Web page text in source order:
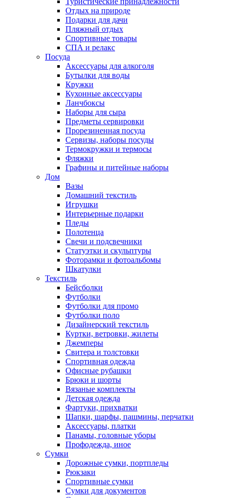
Отдых на природе
Подарки для дачи
Пляжный отдых
Спортивные товары
СПА и релакс
Посуда
Аксессуары для алкоголя
Бутылки для воды
Кружки
Кухонные аксессуары
Ланчбоксы
Наборы для сыра
Предметы сервировки
Прорезиненная посуда
Сервизы, наборы посуды
Термокружки и термосы
Фляжки
Графины и питейные наборы
Дом
Вазы
Домашний текстиль
Игрушки
Интерьерные подарки
Пледы
Полотенца
Свечи и подсвечники
Статуэтки и скульптуры
Фоторамки и фотоальбомы
Шкатулки
Текстиль
Бейсболки
Футболки
Футболки для промо
Футболки поло
Дизайнерский текстиль
Куртки, ветровки, жилеты
Джемперы
Свитера и толстовки
Спортивная одежда
Офисные рубашки
Брюки и шорты
Вязаные комплекты
Детская одежда
Фартуки, прихватки
Шапки, шарфы, пашмины, перчатки
Аксессуары, платки
Панамы, головные уборы
Профодежда, иное
Сумки
Дорожные сумки, портпледы
Рюкзаки
Спортивные сумки
Сумки для документов